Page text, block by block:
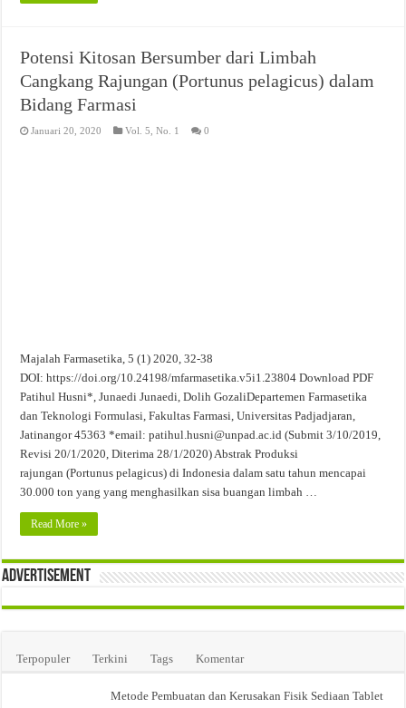
Potensi Kitosan Bersumber dari Limbah
Cangkang Rajungan (Portunus pelagicus) dalam
Bidang Farmasi
Januari 20, 2020 Vol. 5, No. 1 0
Majalah Farmasetika, 5 (1) 2020, 32-38
DOI: https://doi.org/10.24198/mfarmasetika.v5i1.23804 Download PDF
Patihul Husni*, Junaedi Junaedi, Dolih GozaliDepartemen Farmasetika
dan Teknologi Formulasi, Fakultas Farmasi, Universitas Padjadjaran,
Jatinangor 45363 *email: patihul.husni@unpad.ac.id (Submit 3/10/2019,
Revisi 20/1/2020, Diterima 28/1/2020) Abstrak Produksi
rajungan (Portunus pelagicus) di Indonesia dalam satu tahun mencapai
30.000 ton yang yang menghasilkan sisa buangan limbah …
Read More »
Advertisement
Terpopuler Terkini Tags Komentar
Metode Pembuatan dan Kerusakan Fisik Sediaan Tablet